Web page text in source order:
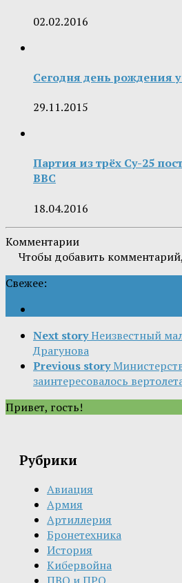
02.02.2016
Сегодня день рождения
29.11.2015
Партия из трёх Су-25
ВВС
18.04.2016
Комментарии
Чтобы добавить
Свежее:
Next storyНеизвестный
Драгунова
Previous story
заинтересовалось
Привет, гость!
Рубрики
Авиация
Армия
Артиллерия
Бронетехника
История
Кибервойна